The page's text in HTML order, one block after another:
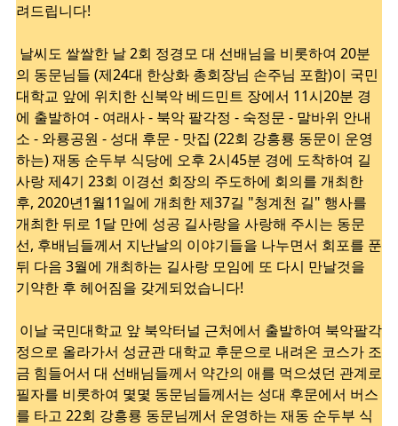
려드립니다!
날씨도 쌀쌀한 날 2회 정경모 대 선배님을 비롯하여 20분
의 동문님들 (제24대 한상화 총회장님 손주님 포함)이 국민
대학교 앞에 위치한 신북악 베드민트 장에서 11시20분 경
에 출발하여 - 여래사 - 북악 팔각정 - 숙정문 - 말바위 안내
소 - 와룡공원 - 성대 후문 - 맛집 (22회 강흥룡 동문이 운영
하는) 재동 순두부 식당에 오후 2시45분 경에 도착하여 길
사랑 제4기 23회 이경선 회장의 주도하에 회의를 개최한
후, 2020년1월11일에 개최한 제37길 "청계천 길" 행사를
개최한 뒤로 1달 만에 성공 길사랑을 사랑해 주시는 동문
선, 후배님들께서 지난날의 이야기들을 나누면서 회포를 푼
뒤 다음 3월에 개최하는 길사랑 모임에 또 다시 만날것을
기약한 후 헤어짐을 갖게되었습니다!
이날 국민대학교 앞 북악터널 근처에서 출발하여 북악팔각
정으로 올라가서 성균관 대학교 후문으로 내려온 코스가 조
금 힘들어서 대 선배님들께서 약간의 애를 먹으셨던 관계로
필자를 비롯하여 몇몇 동문님들께서는 성대 후문에서 버스
를 타고 22회 강흥룡 동문님께서 운영하는 재동 순두부 식